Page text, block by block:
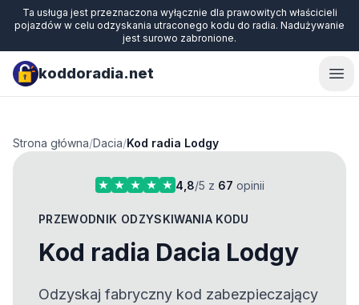
Ta usługa jest przeznaczona wyłącznie dla prawowitych właścicieli
pojazdów w celu odzyskania utraconego kodu do radia. Nadużywanie
jest surowo zabronione.
koddoradia.net
Strona główna/Dacia/Kod radia Lodgy
4,8/5 z 67 opinii
PRZEWODNIK ODZYSKIWANIA KODU
Kod radia Dacia Lodgy
Odzyskaj fabryczny kod zabezpieczający